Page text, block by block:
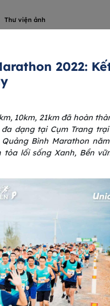
Thư viện ảnh
2022:
10km, 21km đã hoàn
dạng tại Cụm Trang
Bình Marathon
tỏa lối sống Xanh, Bền